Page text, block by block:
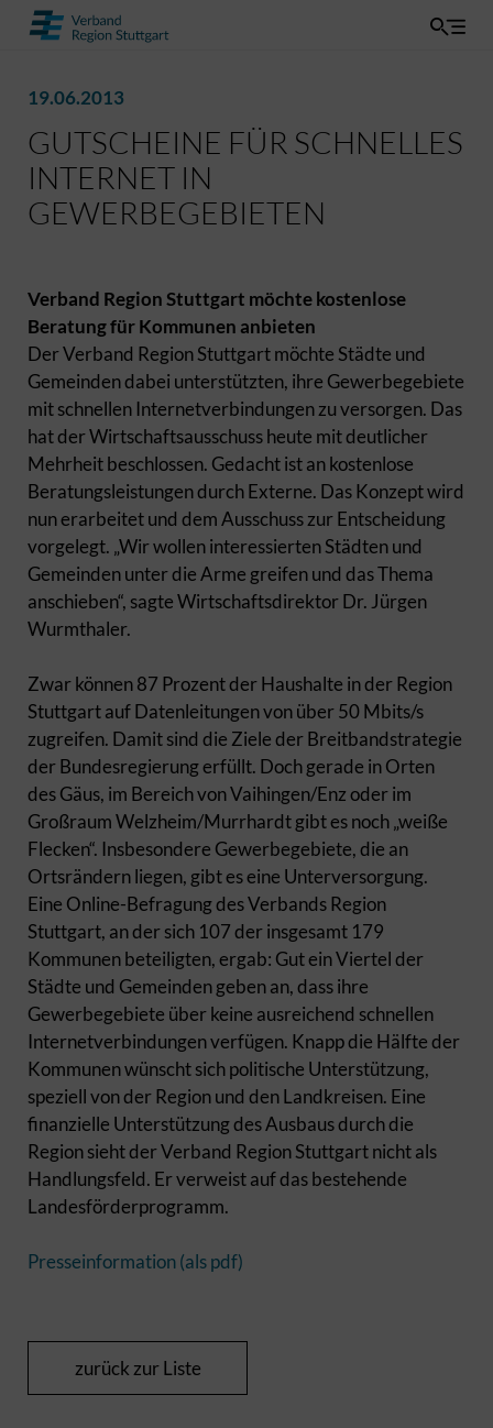
19.06.2013
GUTSCHEINE FÜR SCHNELLES
INTERNET IN
GEWERBEGEBIETEN
Verband Region Stuttgart möchte kostenlose
Beratung für Kommunen anbieten
Der Verband Region Stuttgart möchte Städte und
Gemeinden dabei unterstützten, ihre Gewerbegebiete
mit schnellen Internetverbindungen zu versorgen. Das
hat der Wirtschaftsausschuss heute mit deutlicher
Mehrheit beschlossen. Gedacht ist an kostenlose
Beratungsleistungen durch Externe. Das Konzept wird
nun erarbeitet und dem Ausschuss zur Entscheidung
vorgelegt. „Wir wollen interessierten Städten und
Gemeinden unter die Arme greifen und das Thema
anschieben“, sagte Wirtschaftsdirektor Dr. Jürgen
Wurmthaler.
Zwar können 87 Prozent der Haushalte in der Region
Stuttgart auf Datenleitungen von über 50 Mbits/s
zugreifen. Damit sind die Ziele der Breitbandstrategie
der Bundesregierung erfüllt. Doch gerade in Orten
des Gäus, im Bereich von Vaihingen/Enz oder im
Großraum Welzheim/Murrhardt gibt es noch „weiße
Flecken“. Insbesondere Gewerbegebiete, die an
Ortsrändern liegen, gibt es eine Unterversorgung.
Eine Online-Befragung des Verbands Region
Stuttgart, an der sich 107 der insgesamt 179
Kommunen beteiligten, ergab: Gut ein Viertel der
Städte und Gemeinden geben an, dass ihre
Gewerbegebiete über keine ausreichend schnellen
Internetverbindungen verfügen. Knapp die Hälfte der
Kommunen wünscht sich politische Unterstützung,
speziell von der Region und den Landkreisen. Eine
finanzielle Unterstützung des Ausbaus durch die
Region sieht der Verband Region Stuttgart nicht als
Handlungsfeld. Er verweist auf das bestehende
Landesförderprogramm.
Presseinformation (als pdf)
zurück zur Liste